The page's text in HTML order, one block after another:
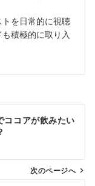
を日常的に視聴
積極的に取り入
ココアが飲みたい
次のページへ